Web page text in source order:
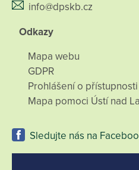
info@dpskb.cz
Odkazy
Mapa webu
GDPR
Prohlášení o přístupnosti
Mapa pomoci Ústí nad
Sledujte nás na